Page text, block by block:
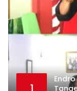
Endro